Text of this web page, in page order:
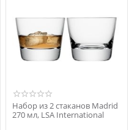
Набор из 2 стаканов Madrid
270 мл, LSA International